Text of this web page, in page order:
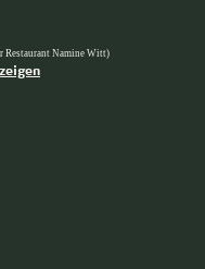
Restaurant Namine Witt)